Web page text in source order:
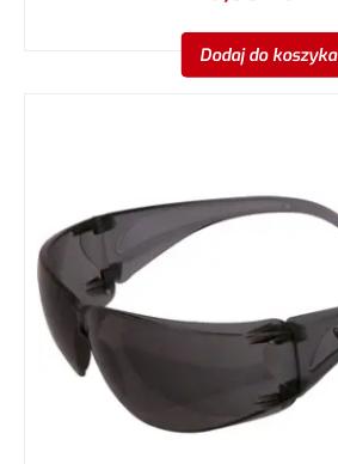
Dodaj do koszyka